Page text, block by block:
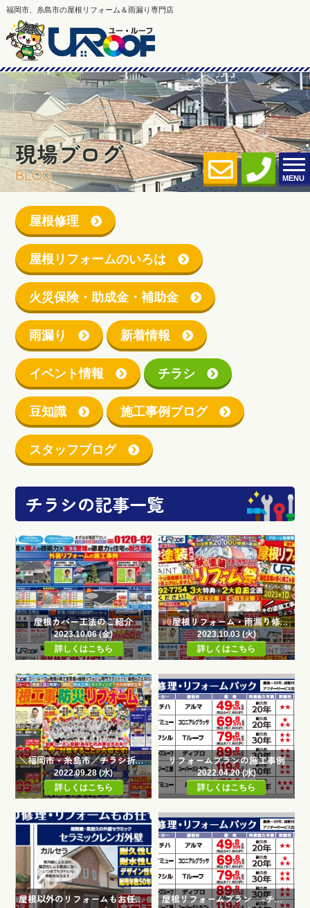
福岡市、糸島市の屋根リフォーム＆雨漏り専門店
MENU
現場ブログ
BLOG
屋根修理
屋根リフォームのいろは
火災保険・助成金・補助金
雨漏り 新着情報
イベント情報 チラシ
豆知識 施工事例ブログ
スタッフブログ
チラシの記事一覧
屋根カバー工法のご紹介
2023.10.06 (金)
詳しくはこちら
屋根リフォーム・雨漏り修理祭
2023.10.03 (火)
詳しくはこちら
＼福岡市・糸島市／チラシ折込日です
2022.09.28 (水)
詳しくはこちら
リフォームプランの施工事例
2022.04.20 (水)
詳しくはこちら
屋根以外のリフォームもお任せください！ 屋根リフォームプラン -チラシ内容のご紹介-